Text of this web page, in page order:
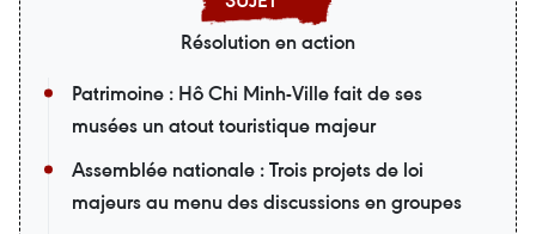
Résolution en action
Patrimoine : Hô Chi Minh-Ville fait de ses
musées un atout touristique majeur
Assemblée nationale : Trois projets de loi
majeurs au menu des discussions en groupes